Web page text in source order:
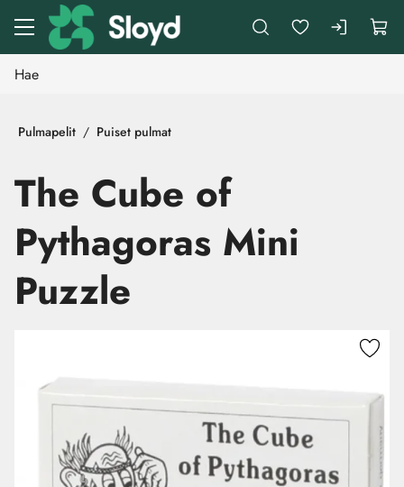
Siirry pääsisältöön
Pulmapelit Puiset pulmat
The Cube of
Pythagoras Mini
Puzzle